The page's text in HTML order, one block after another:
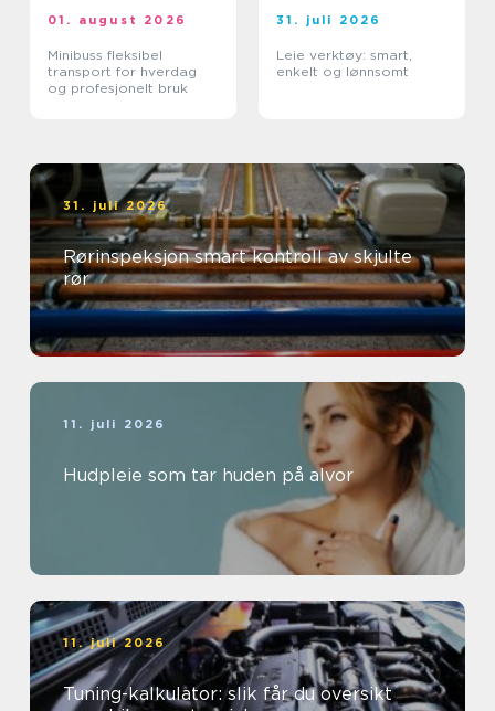
01. august 2026
Minibuss fleksibel
transport for hverdag
og profesjonelt bruk
31. juli 2026
Leie verktøy: smart,
enkelt og lønnsomt
31. juli 2026
Rørinspeksjon smart kontroll av skjulte
rør
11. juli 2026
Hudpleie som tar huden på alvor
11. juli 2026
Tuning-kalkulator: slik får du oversikt